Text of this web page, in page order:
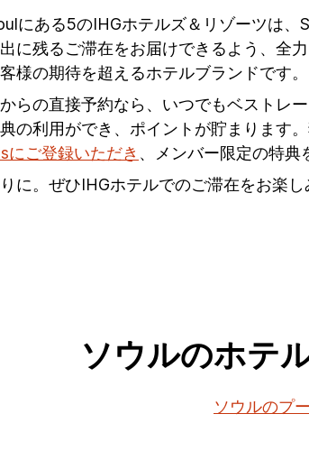
にある5のIHGホテルズ＆リゾーツは
に残るご滞在をお届けできるよう、全
様の期待を超えるホテルブランドです。
らの直接予約なら、いつでもベストレ
の利用ができ、ポイントが貯まります
にご登録いただき 、メンバー限定の特典
に。ぜひIHGホテルでのご滞在をお楽
ソウルのホテ
ソウルのプ